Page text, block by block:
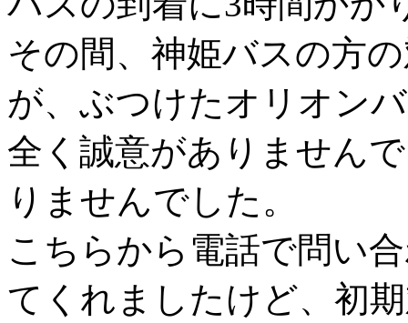
その間、神姫バスの方
が、ぶつけたオリオン
全く誠意がありません
りませんでした。
こちらから電話で問い
てくれましたけど、初